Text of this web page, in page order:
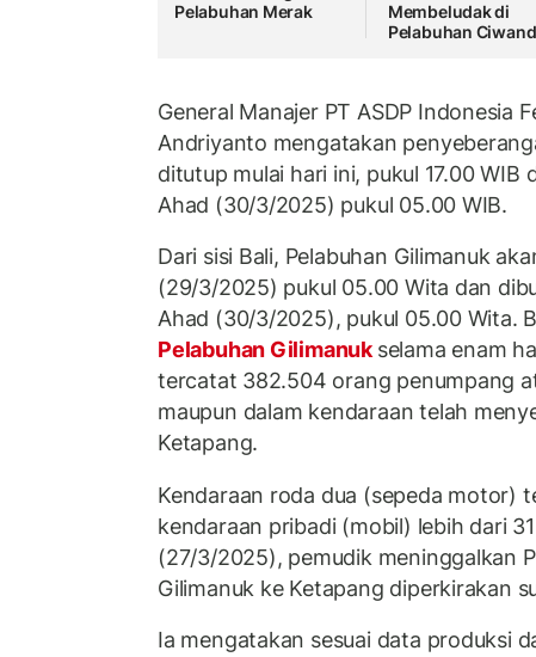
Pelabuhan Merak
Membeludak di
Pelabuhan
General Manajer PT ASDP Indonesia
Andriyanto mengatakan
ditutup mulai hari ini, pukul 17.00 WIB
Ahad (30/3/2025) pukul 05.00 WIB.
Dari sisi Bali, Pelabuhan Gilimanuk
(29/3/2025) pukul 05.00 Wita dan
Ahad (30/3/2025), pukul 05.00 Wita.
Pelabuhan Gilimanuk selama enam
tercatat 382.504 orang penumpang
maupun dalam kendaraan telah
Ketapang.
Kendaraan roda dua (sepeda motor)
kendaraan pribadi (mobil) lebih dari
(27/3/2025), pemudik meninggalkan
Gilimanuk ke Ketapang diperkirakan
Ia mengatakan sesuai data produksi